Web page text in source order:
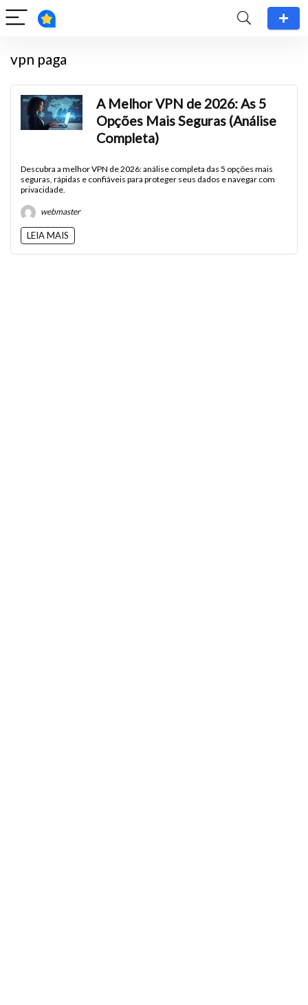
vpn paga
A Melhor VPN de 2026: As 5
Opções Mais Seguras (Análise
Completa)
Descubra a melhor VPN de 2026: análise completa das 5 opções mais
seguras, rápidas e confiáveis para proteger seus dados e navegar com
privacidade.
webmaster
LEIA MAIS